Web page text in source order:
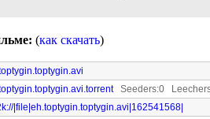
(как скачать)
Seeders:0
|file|eh.toptygin.toptygin.avi|162541568|